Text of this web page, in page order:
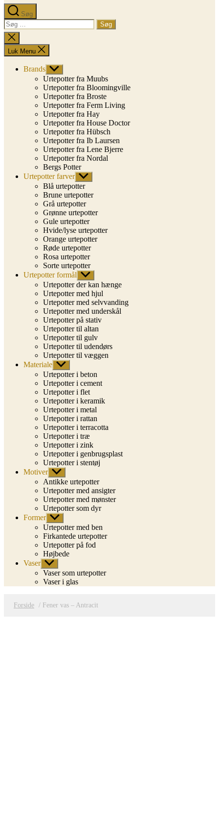
Søg
Søg
efter:
Luk
søgning
Luk Menu
Brands Vis
undermenu
Urtepotter fra Muubs
Urtepotter fra Bloomingville
Urtepotter fra Broste
Urtepotter fra Ferm Living
Urtepotter fra Hay
Urtepotter fra House Doctor
Urtepotter fra Hübsch
Urtepotter fra Ib Laursen
Urtepotter fra Lene Bjerre
Urtepotter fra Nordal
Bergs Potter
Urtepotter farver Vis
undermenu
Blå urtepotter
Brune urtepotter
Grå urtepotter
Grønne urtepotter
Gule urtepotter
Hvide/lyse urtepotter
Orange urtepotter
Røde urtepotter
Rosa urtepotter
Sorte urtepotter
Urtepotter formål Vis
undermenu
Urtepotter der kan hænge
Urtepotter med hjul
Urtepotter med selvvanding
Urtepotter med underskål
Urtepotter på stativ
Urtepotter til altan
Urtepotter til gulv
Urtepotter til udendørs
Urtepotter til væggen
Materiale Vis
undermenu
Urtepotter i beton
Urtepotter i cement
Urtepotter i flet
Urtepotter i keramik
Urtepotter i metal
Urtepotter i rattan
Urtepotter i terracotta
Urtepotter i træ
Urtepotter i zink
Urtepotter i genbrugsplast
Urtepotter i stentøj
Motiver Vis
undermenu
Antikke urtepotter
Urtepotter med ansigter
Urtepotter med mønster
Urtepotter som dyr
Former Vis
undermenu
Urtepotter med ben
Firkantede urtepotter
Urtepotter på fod
Højbede
Vaser Vis
undermenu
Vaser som urtepotter
Vaser i glas
Forside / Fener vas – Antracit